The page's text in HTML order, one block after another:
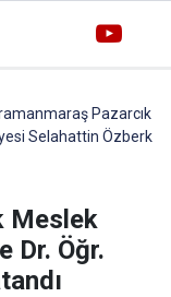
Pazarcık
Selahattin Özberk
Meslek
Dr. Öğr.